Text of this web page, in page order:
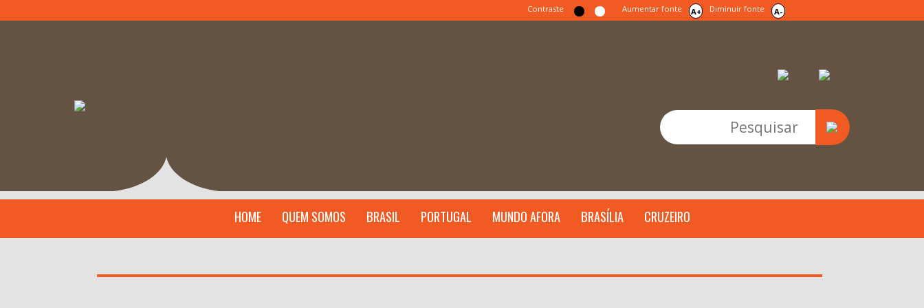
Contraste Aumentar fonte A+ Diminuir fonte A-
HOME QUEM SOMOS BRASIL PORTUGAL MUNDO AFORA BRASÍLIA CRUZEIRO